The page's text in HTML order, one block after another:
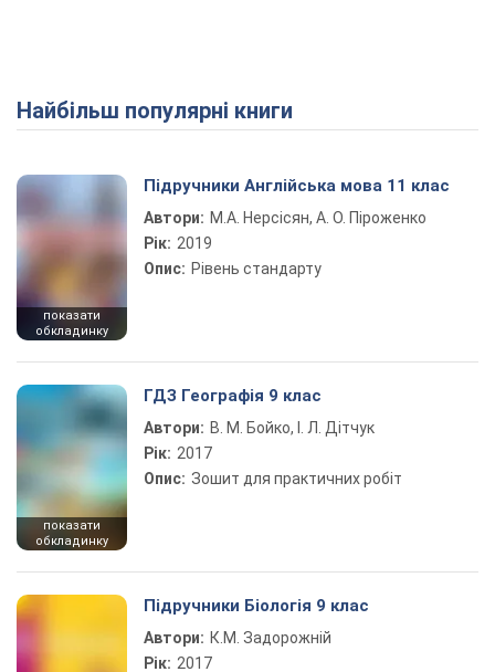
Play Video
Найбільш популярні книги
показати
обкладинку
Підручники Англійська мова 11 клас
Автори: М.А. Нерсісян, А. О. Піроженко
Рік: 2019
Опис: Рівень стандарту
показати
обкладинку
ГДЗ Географія 9 клас
Автори: В. М. Бойко, І. Л. Дітчук
Рік: 2017
Опис: Зошит для практичних робіт
Підручники Біологія 9 клас
Автори: К.М. Задорожній
Рік: 2017